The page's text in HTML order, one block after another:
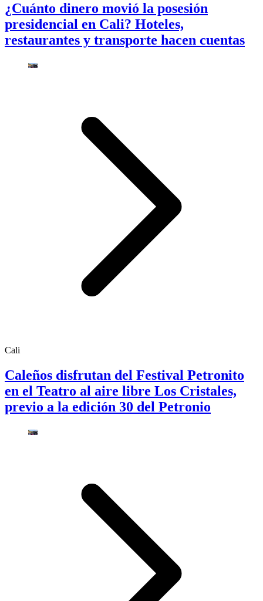
¿Cuánto dinero movió la posesión
presidencial en Cali? Hoteles,
restaurantes y transporte hacen cuentas
Cali
Caleños disfrutan del Festival Petronito
en el Teatro al aire libre Los Cristales,
previo a la edición 30 del Petronio